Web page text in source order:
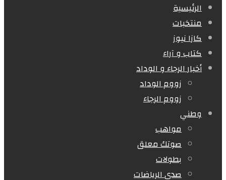
الرئيسية
منتخبات
كازا نيوز
كتاب و آراء
أخبار الرجاء و الوداد
زووم الوداد
زووم الرجاء
وطني
مواهب
صوتك معلق
بطولات
صدى الرياضات